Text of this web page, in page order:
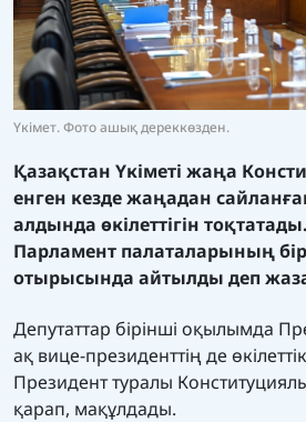
Үкімет. Фото ашық дереккөзден.
Қазақстан Үкіметі жаңа
енген кезде жаңадан
алдында өкілеттігін
Парламент палаталарының
отырысында айтылды деп
Депутаттар бірінші оқылымда
ақ вице-президенттің де
Президент туралы
қарап, мақұлдады.